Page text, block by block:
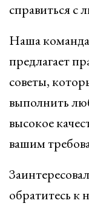
справиться
Наша
предлагает
советы,
выполнить
высокое
вашим
обратитесь к